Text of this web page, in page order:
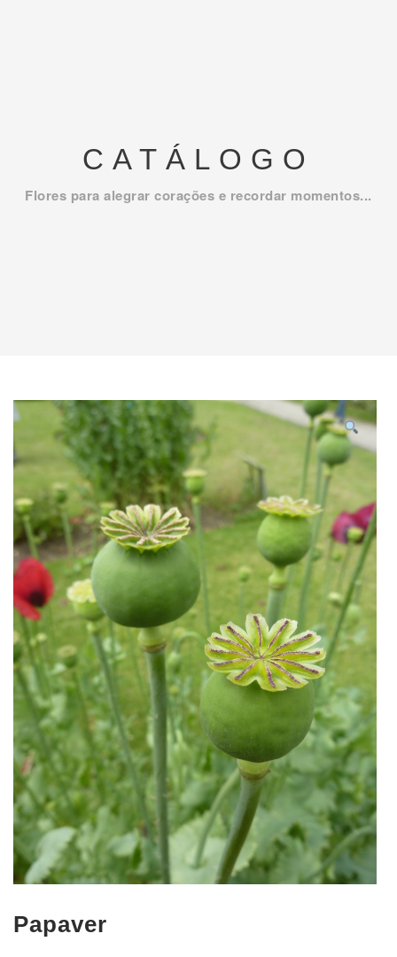
CATÁLOGO
Flores para alegrar corações e recordar momentos...
Papaver